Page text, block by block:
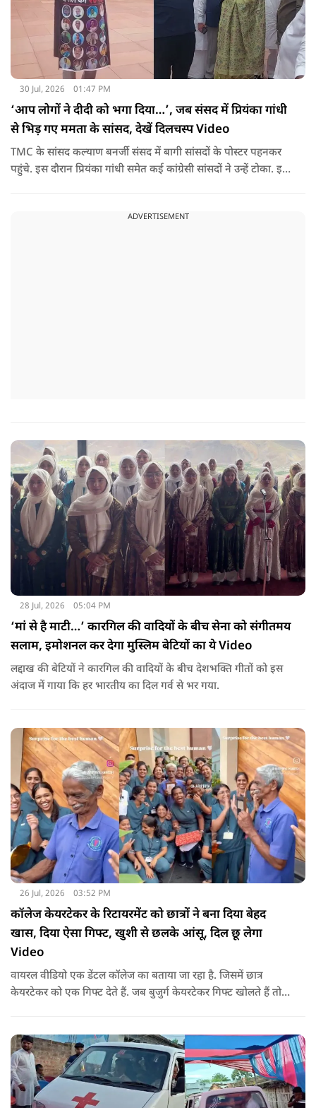
30 Jul, 2026 01:47 PM
‘आप लोगों ने दीदी को भगा दिया…’, जब संसद में प्रियंका गांधी
से भिड़ गए ममता के सांसद, देखें दिलचस्प Video
TMC के सांसद कल्याण बनर्जी संसद में बागी सांसदों के पोस्टर पहनकर
पहुंचे. इस दौरान प्रियंका गांधी समेत कई कांग्रेसी सांसदों ने उन्हें टोका. इस
ADVERTISEMENT
28 Jul, 2026 05:04 PM
‘मां से है माटी…’ कारगिल की वादियों के बीच सेना को संगीतमय
सलाम, इमोशनल कर देगा मुस्लिम बेटियों का ये Video
लद्दाख की बेटियों ने कारगिल की वादियों के बीच देशभक्ति गीतों को इस
अंदाज में गाया कि हर भारतीय का दिल गर्व से भर गया.
26 Jul, 2026 03:52 PM
कॉलेज केयरटेकर के रिटायरमेंट को छात्रों ने बना दिया बेहद
खास, दिया ऐसा गिफ्ट, खुशी से छलके आंसू, दिल छू लेगा
Video
वायरल वीडियो एक डेंटल कॉलेज का बताया जा रहा है. जिसमें छात्र
केयरटेकर को एक गिफ्ट देते हैं. जब बुजुर्ग केयरटेकर गिफ्ट खोलते हैं तो